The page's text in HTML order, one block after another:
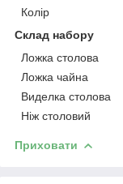
Колір
Склад набору
Ложка столова
Ложка чайна
Виделка столова
Ніж столовий
Приховати